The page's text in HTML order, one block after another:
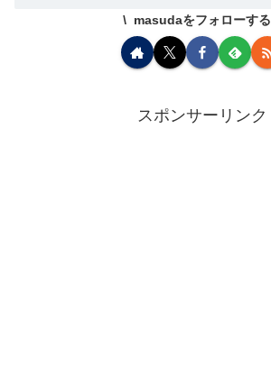
masudaをフォローする
スポンサーリンク